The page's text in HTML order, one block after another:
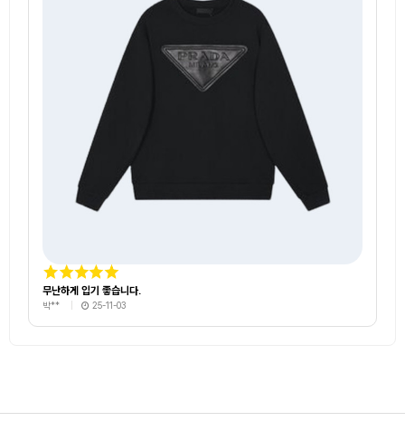
무난하게 입기 좋습니다.
박** 25-11-03